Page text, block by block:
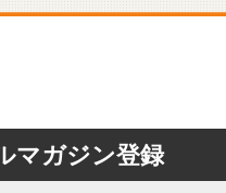
マガジン登録